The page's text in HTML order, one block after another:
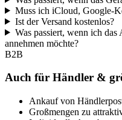
Muss ich iCloud, Google-
Ist der Versand kostenlos?
Was passiert, wenn ich
annehmen möchte?
B2B
Auch für Händler &
Ankauf von
Großmengen zu